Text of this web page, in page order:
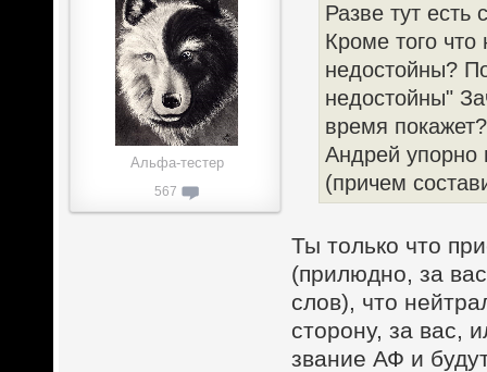
Разве тут есть
Кроме того
недостойны?
недостойны"
время
Андрей упорно
(причем
Ты только что
(прилюдно, за
слов), что
сторону, за вас,
звание АФ и
Альфа-тестер
567